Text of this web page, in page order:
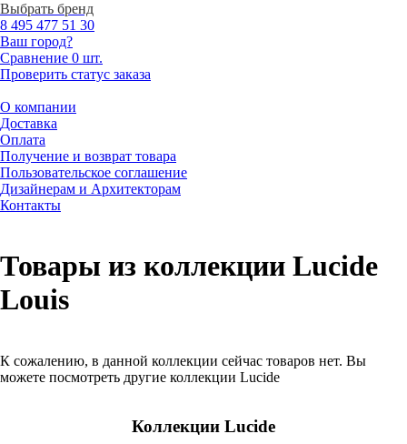
Выбрать бренд
8 495 477 51 30
Ваш город?
Сравнение 0 шт.
Проверить статус заказа
О компании
Доставка
Оплата
Получение и возврат товара
Пользовательское соглашение
Дизайнерам и Архитекторам
Контакты
Товары из коллекции Lucide
Louis
К сожалению, в данной коллекции сейчас товаров нет. Вы
можете посмотреть другие коллекции Lucide
Коллекции Lucide